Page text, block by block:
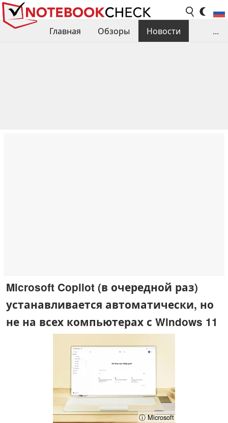
Главная Обзоры
Новости
...
Microsoft Copilot (в очередной раз)
устанавливается автоматически, но
не на всех компьютерах с Windows 11
ⓘ Microsoft